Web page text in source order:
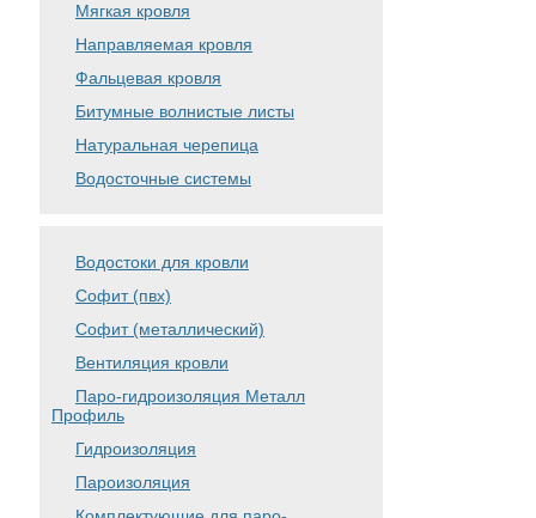
Мягкая кровля
Направляемая кровля
Фальцевая кровля
Битумные волнистые листы
Натуральная черепица
Водосточные системы
Водостоки для кровли
Софит (пвх)
Софит (металлический)
Вентиляция кровли
Паро-гидроизоляция Металл
Профиль
Гидроизоляция
Пароизоляция